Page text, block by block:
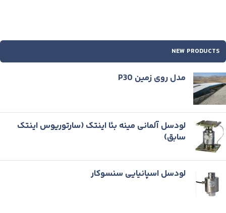
NEW PRODUCTS
مدل روی زمین P30
لودسل آلمانی مینه بئا اینتک (سارتوریوس اینتک
سابق)
لودسل اسپانیایی سنسوكار